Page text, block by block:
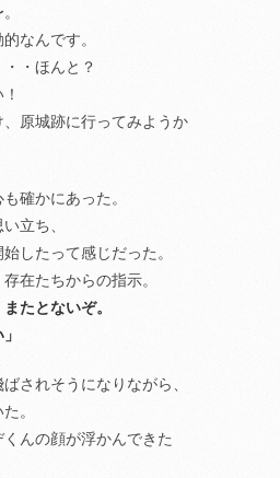
なんです。
・ほんと？
原城跡に行ってみようか
確かにあった。
立ち、
したって感じだった。
在たちからの指示。
たとないぞ。
されそうになりながら、
。
んの顔が浮かんできた